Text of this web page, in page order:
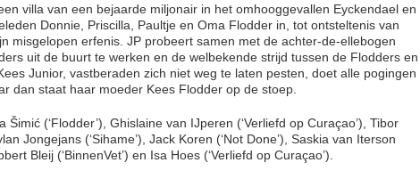
villa van een bejaarde miljonair in het omhooggevallen Eyckendael en
Donnie, Priscilla, Paultje en Oma Flodder in, tot ontsteltenis van
misgelopen erfenis. JP probeert samen met de achter-de-ellebogen
uit de buurt te werken en de welbekende strijd tussen de Flodders en
Junior, vastberaden zich niet weg te laten pesten, doet alle pogingen
dan staat haar moeder Kees Flodder op de stoep.
Šimić (‘Flodder’), Ghislaine van IJperen (‘Verliefd op Curaçao’), Tibor
Jongejans (‘Sihame’), Jack Koren (‘Not Done’), Saskia van Iterson
Bleij (‘BinnenVet’) en Isa Hoes (‘Verliefd op Curaçao’).